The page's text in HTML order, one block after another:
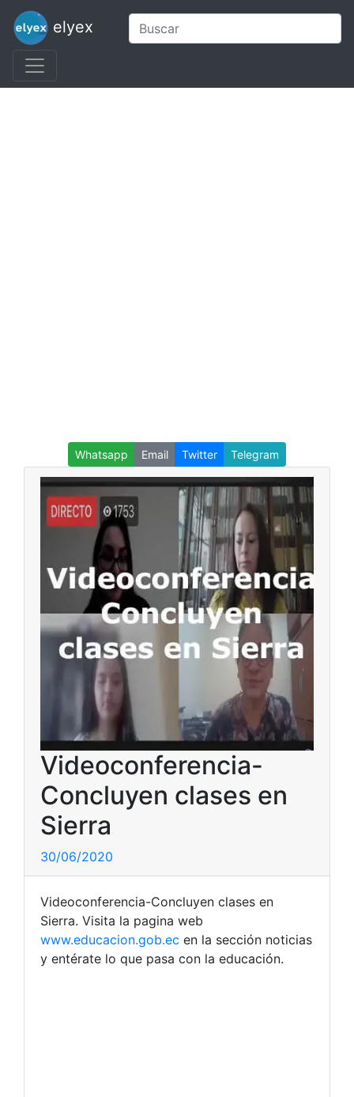
elyex
Whatsapp Email Twitter Telegram
Videoconferencia-
Concluyen clases en
Sierra
30/06/2020
Videoconferencia-Concluyen clases en
Sierra. Visita la pagina web
www.educacion.gob.ec en la sección noticias
y entérate lo que pasa con la educación.